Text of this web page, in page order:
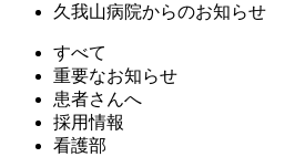
久我山病院からのお知らせ
すべて
重要なお知らせ
患者さんへ
採用情報
看護部